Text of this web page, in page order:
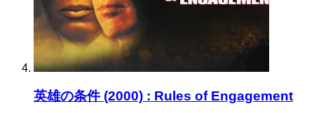
英雄の条件 (2000) : Rules of Engagement